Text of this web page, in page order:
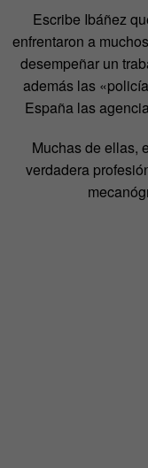
Escribe Ibáñez
enfrentaron a
desempeñar un
además las
España las
Muchas de ellas,
verdadera